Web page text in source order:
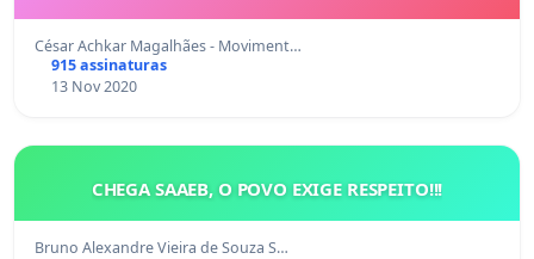
César Achkar Magalhães - Moviment…
915 assinaturas
13 Nov 2020
CHEGA SAAEB, O POVO EXIGE RESPEITO!!!
Bruno Alexandre Vieira de Souza S…